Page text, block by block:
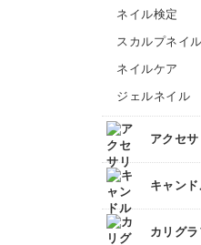
パステルアート
色鉛筆
油絵
水彩画
デジタルイラ
日本画
ネイル検定
スカルプネイル
ネイルケア
ジェルネイル
アクセ
すべて
プラバンアク
クレイ
キャン
すべて カリグ